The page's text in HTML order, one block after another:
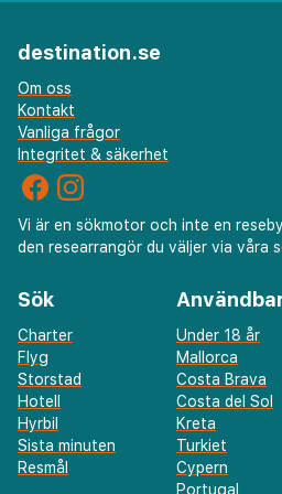
Mallorca.
destination.se
Om oss
Kontakt
Vanliga frågor
Integritet & säkerhet
Vi är en sökmotor och inte en
den researrangör du väljer via våra
Sök
Charter
Flyg
Storstad
Hotell
Hyrbil
Sista minuten
Resmål
Under 18 år
Mallorca
Costa Brava
Costa del Sol
Kreta
Turkiet
Cypern
Portugal